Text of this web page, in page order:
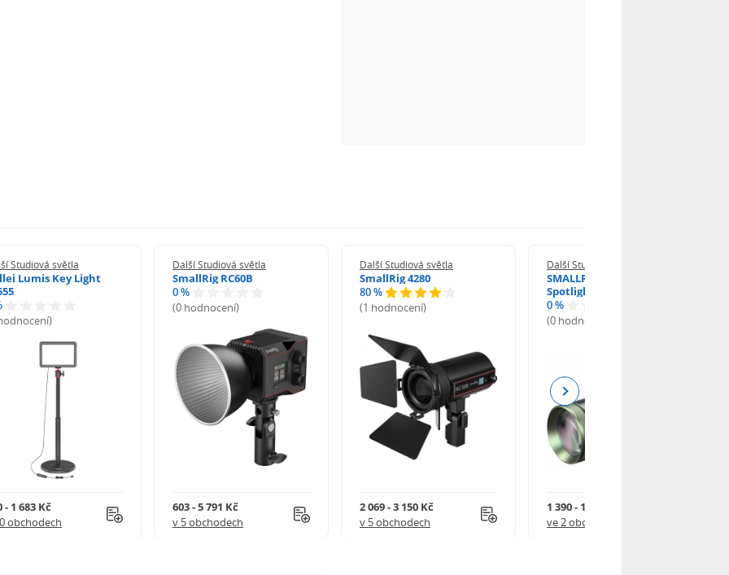
Studiová světla
Lumis Key Light
- 1 683 Kč
obchodech
Další Studiová světla
SmallRig RC60B
0 %
(0 hodnocení)
603 - 5 791 Kč
v 5 obchodech
Další Studiová světla
SmallRig 4280
80 %
(1 hodnocení)
2 069 - 3 150 Kč
v 5 obchodech
Další Studiová světla
SMALLRIG 6376 SP Air
Spotlight
0 %
(0 hodnocení)
1 390 - 1 590 Kč
ve 2 obchodech
Next